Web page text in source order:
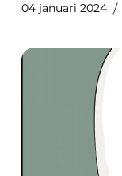
04 januari 2024